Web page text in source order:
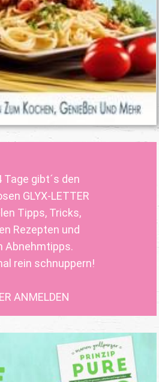
Tage gibt´s den
GLYX-LETTER
Tipps, Tricks,
Rezepten und
Abnehmtipps.
rein schnuppern!
ANMELDEN